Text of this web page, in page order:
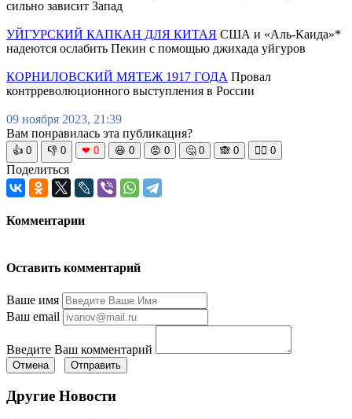
сильно зависит Запад
УЙГУРСКИЙ КАПКАН ДЛЯ КИТАЯ США и «Аль-Каида»*
надеются ослабить Пекин с помощью джихада уйгуров
КОРНИЛОВСКИЙ МЯТЕЖ 1917 ГОДА Провал
контрреволюционного выступления в России
09 ноября 2023, 21:39
Вам понравилась эта публикация?
👍 0 👎 0 ❤ 0 😆 0 😡 0 🤔 0 🙈 0 🧘‍♀️ 0
Поделиться
Комментарии
Оставить комментарий
Ваше имя
Ваш email
Введите Ваш комментарий
Отмена Отправить
Другие Новости